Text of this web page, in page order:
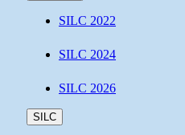
SILC 2022
SILC 2024
SILC 2026
SILC